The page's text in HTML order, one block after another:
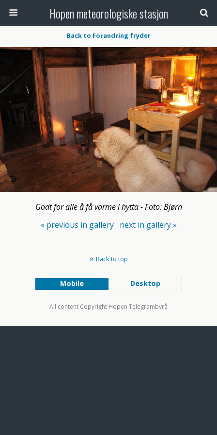
Hopen meteorologiske stasjon
Back to Forandring fryder
Godt for alle å få varme i hytta - Foto: Bjørn
« previous in gallery
next in gallery »
Back to top
Mobile Desktop
All content Copyright Hopen Telegrambyrå